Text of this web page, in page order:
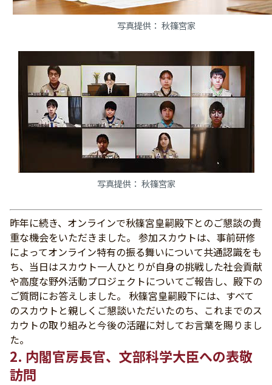
写真提供： 秋篠宮家
写真提供： 秋篠宮家
昨年に続き、オンラインで秋篠宮皇嗣殿下とのご懇談の貴
重な機会をいただきました。 参加スカウトは、事前研修
によってオンライン特有の振る舞いについて共通認識をも
ち、当日はスカウト一人ひとりが自身の挑戦した社会貢献
や高度な野外活動プロジェクトについてご報告し、殿下の
ご質問にお答えしました。 秋篠宮皇嗣殿下には、すべて
のスカウトと親しくご懇談いただいたのち、これまでのス
カウトの取り組みと今後の活躍に対してお言葉を賜りまし
た。
2. 内閣官房長官、文部科学大臣への表敬
訪問